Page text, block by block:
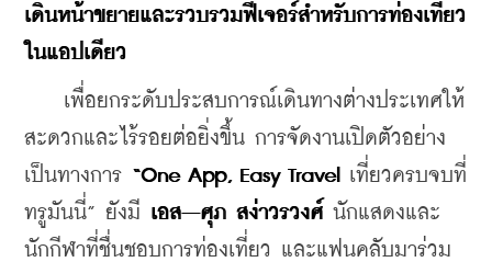
เดินหน้าขยายและรวบรวมฟีเจอร์สำหรับการท่องเที่ยว
ในแอปเดียว
เพื่อยกระดับประสบการณ์เดินทางต่างประเทศให้
สะดวกและไร้รอยต่อยิ่งขึ้น การจัดงานเปิดตัวอย่าง
เป็นทางการ “One App, Easy Travel เที่ยวครบจบที่
ทรูมันนี่” ยังมี เอส–ศุภ สง่าวรวงศ์ นักแสดงและ
นักกีฬาที่ชื่นชอบการท่องเที่ยว และแฟนคลับมาร่วม